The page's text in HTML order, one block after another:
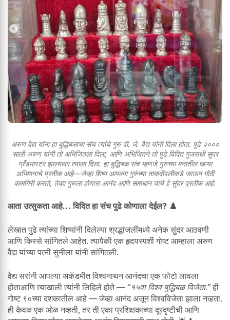
अरुण वैद्य यांना हा बुद्धिबळाचा संच त्यांचे गुरु पी. जे. वैद्य यांनी दिला होता. पुढे २०००
साली अरुण यांनी तो अभिजितला दिला, आणि अभिजितने तो पुढे विदित गुजराथी सुपर
ग्रँडमास्टर झाल्यावर त्याला दिला. हा बुद्धिबळ संच म्हणजे गुरुच्या मनातील खऱ्या
अभिमानाचे प्रतीक आहे—जेव्हा शिष्य आपल्या गुरुंच्या ताकदीपलीकडे जाऊन मोठी
कामगिरी करतो, तेव्हा गुरुला होणारा आनंद आणि समाधान याचे हे सुंदर प्रतीक आहे.
आता उत्सुकता आहे… विदित हा संच पुढे कोणाला देईल? ♟️
लेखात पुढे त्यांच्या शिष्यांनी दिलेल्या श्रद्धांजलींमध्ये अनेक सुंदर आठवणी
आणि किस्से सांगितले आहेत. त्यापैकी एक हृदयस्पर्शी गोष्ट आम्हाला अरुण
वैद्य यांच्या पत्नी सुनीला यांनी सांगितली.
वैद्य सरांनी आपल्या अकॅडमीत विश्वनाथन आनंदचा एक फोटो लावला
होताआणि त्याखाली त्यांनी लिहिले होते — “१५वा विश्व बुद्धिबळ विजेता.”ही
गोष्ट ९०च्या दशकातील आहे — जेव्हा आनंद अजून विश्वविजेता झाला नव्हता.
ही केवळ एक ओळ नव्हती, तर ती एका प्रशिक्षकाच्या दूरदृष्टीची आणि